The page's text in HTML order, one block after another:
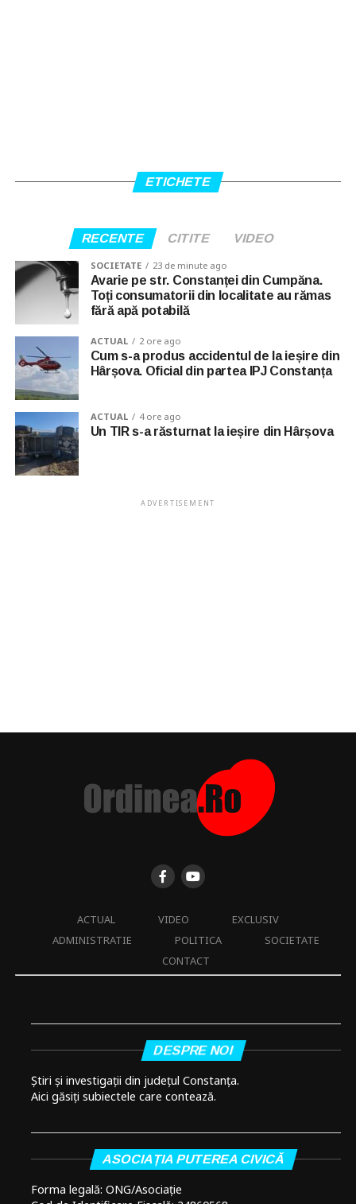
ETICHETE
RECENTE CITITE VIDEO
SOCIETATE 23 de minute ago
Avarie pe str. Constanței din Cumpăna.
Toți consumatorii din localitate au rămas
fără apă potabilă
ACTUAL 2 ore ago
Cum s-a produs accidentul de la ieșire din
Hârșova. Oficial din partea IPJ Constanța
ACTUAL 4 ore ago
Un TIR s-a răsturnat la ieșire din Hârșova
ADVERTISEMENT
ACTUAL VIDEO
EXCLUSIV
ADMINISTRATIE
POLITICA
SOCIETATE
CONTACT
DESPRE NOI
Știri și investigații din județul Constanța.
Aici găsiți subiectele care contează.
ASOCIAȚIA PUTEREA CIVICĂ
Forma legală: ONG/Asociație